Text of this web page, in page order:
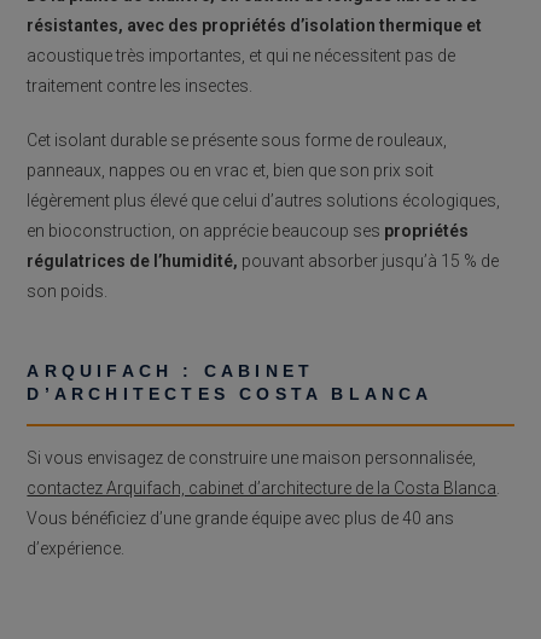
résistantes, avec des propriétés d’isolation thermique et
acoustique très importantes, et qui ne nécessitent pas de
traitement contre les insectes.
Cet isolant durable se présente sous forme de rouleaux,
panneaux, nappes ou en vrac et, bien que son prix soit
légèrement plus élevé que celui d’autres solutions écologiques,
en bioconstruction, on apprécie beaucoup ses propriétés
régulatrices de l’humidité, pouvant absorber jusqu’à 15 % de
son poids.
ARQUIFACH : CABINET
D’ARCHITECTES COSTA BLANCA
Si vous envisagez de construire une maison personnalisée,
contactez Arquifach, cabinet d’architecture de la Costa Blanca.
Vous bénéficiez d’une grande équipe avec plus de 40 ans
d’expérience.